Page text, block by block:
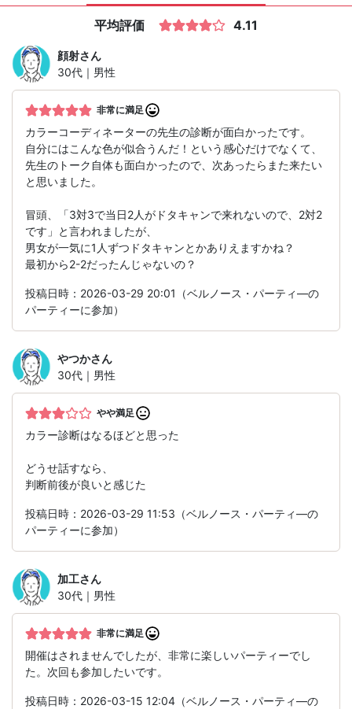
平均評価 4.11
顔射さん
30代｜男性
非常に満足
カラーコーディネーターの先生の診断が面白かったです。
自分にはこんな色が似合うんだ！という感心だけでなくて、
先生のトーク自体も面白かったので、次あったらまた来たい
と思いました。
冒頭、「3対3で当日2人がドタキャンで来れないので、2対2
です」と言われましたが、
男女が一気に1人ずつドタキャンとかありえますかね？
最初から2-2だったんじゃないの？
投稿日時：2026-03-29 20:01（ベルノース・パーティ―の
パーティーに参加）
やつかさん
30代｜男性
やや満足
カラー診断はなるほどと思った
どうせ話すなら、
判断前後が良いと感じた
投稿日時：2026-03-29 11:53（ベルノース・パーティ―の
パーティーに参加）
加工さん
30代｜男性
非常に満足
開催はされませんでしたが、非常に楽しいパーティーでし
た。次回も参加したいです。
投稿日時：2026-03-15 12:04（ベルノース・パーティ―の